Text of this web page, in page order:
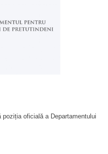
oficială a Departamentului